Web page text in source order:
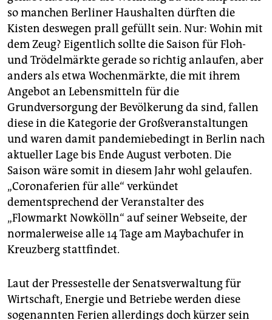
genossenschaft
epaper login
so manchen Berliner Haushalten dürften die
Kisten deswegen prall gefüllt sein. Nur: Wohin mit
dem Zeug? Eigentlich sollte die Saison für Floh-
und Trödelmärkte gerade so richtig anlaufen, aber
anders als etwa Wochenmärkte, die mit ihrem
Angebot an Lebensmitteln für die
Grundversorgung der Bevölkerung da sind, fallen
diese in die Kategorie der Großveranstaltungen
und waren damit pandemiebedingt in Berlin nach
aktueller Lage bis Ende August verboten. Die
Saison wäre somit in diesem Jahr wohl gelaufen.
„Coronaferien für alle“ verkündet
dementsprechend der Veranstalter des
„Flowmarkt Nowkölln“ auf seiner Webseite, der
normalerweise alle 14 Tage am Maybachufer in
Kreuzberg stattfindet.
Laut der Pressestelle der Senatsverwaltung für
Wirtschaft, Energie und Betriebe werden diese
sogenannten Ferien allerdings doch kürzer sein